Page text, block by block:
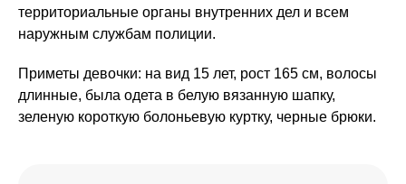
территориальные органы внутренних дел и всем
наружным службам полиции.
Приметы девочки: на вид 15 лет, рост 165 см, волосы
длинные, была одета в белую вязанную шапку,
зеленую короткую болоньевую куртку, черные брюки.